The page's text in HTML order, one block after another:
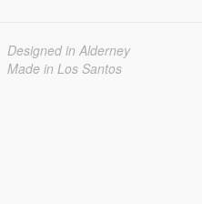
Designed in Alderney
Made in Los Santos